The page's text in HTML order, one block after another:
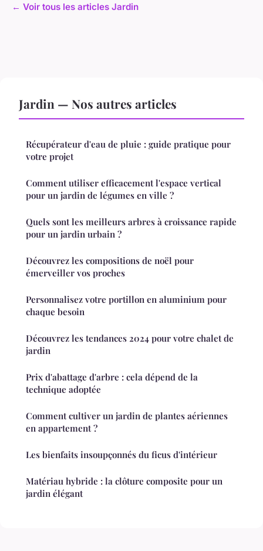
← Voir tous les articles Jardin
Jardin — Nos autres articles
Récupérateur d'eau de pluie : guide pratique pour
votre projet
Comment utiliser efficacement l'espace vertical
pour un jardin de légumes en ville ?
Quels sont les meilleurs arbres à croissance rapide
pour un jardin urbain ?
Découvrez les compositions de noël pour
émerveiller vos proches
Personnalisez votre portillon en aluminium pour
chaque besoin
Découvrez les tendances 2024 pour votre chalet de
jardin
Prix d'abattage d'arbre : cela dépend de la
technique adoptée
Comment cultiver un jardin de plantes aériennes
en appartement ?
Les bienfaits insoupçonnés du ficus d'intérieur
Matériau hybride : la clôture composite pour un
jardin élégant